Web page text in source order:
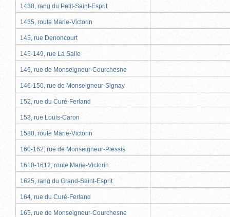
1430, rang du Petit-Saint-Esprit
1435, route Marie-Victorin
145, rue Denoncourt
145-149, rue La Salle
146, rue de Monseigneur-Courchesne
146-150, rue de Monseigneur-Signay
152, rue du Curé-Ferland
153, rue Louis-Caron
1580, route Marie-Victorin
160-162, rue de Monseigneur-Plessis
1610-1612, route Marie-Victorin
1625, rang du Grand-Saint-Esprit
164, rue du Curé-Ferland
165, rue de Monseigneur-Courchesne